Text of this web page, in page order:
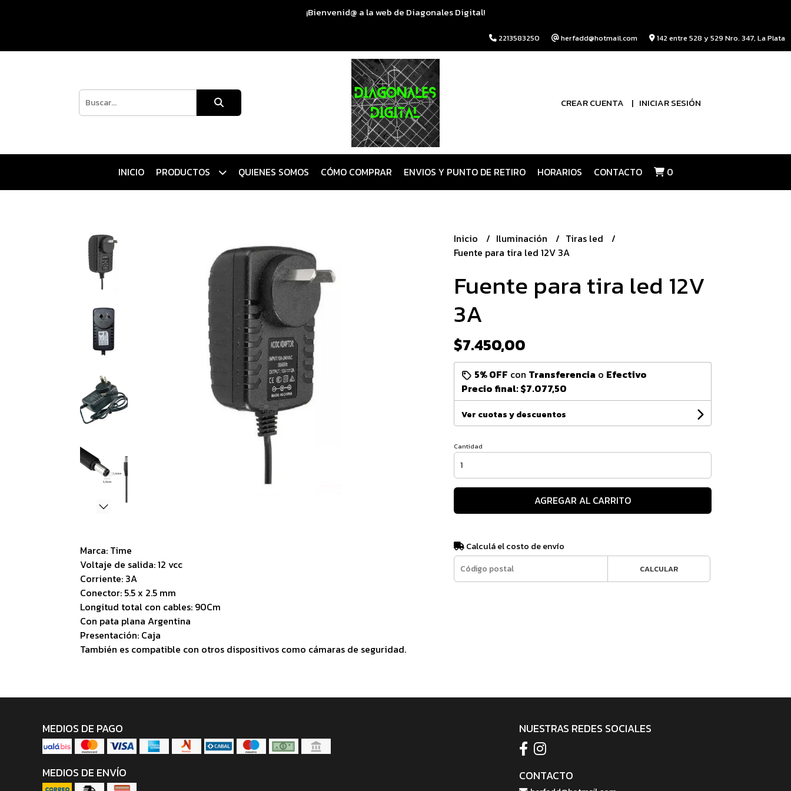
¡Bienvenid@ a la web de Diagonales Digital!
2213583250 herfadd@hotmail.com 142 entre 528 y 529 Nro. 347, La Plata
CREAR CUENTA INICIAR SESIÓN
INICIO PRODUCTOS QUIENES SOMOS CÓMO COMPRAR ENVIOS Y PUNTO DE RETIRO HORARIOS CONTACTO 0
Marca: Time
Voltaje de salida: 12 vcc
Corriente: 3A
Conector: 5.5 x 2.5 mm
Longitud total con cables: 90Cm
Con pata plana Argentina
Presentación: Caja
También es compatible con otros dispositivos como cámaras de seguridad.
Inicio Iluminación
Tiras led
Fuente para tira led 12V 3A
Fuente para tira led 12V
3A
$7.450,00
5% OFF con Transferencia o Efectivo
Precio final:$7.077,50
Ver cuotas y descuentos
Cantidad
AGREGAR AL CARRITO
Calculá el costo de envío
CALCULAR
MEDIOS DE PAGO
MEDIOS DE ENVÍO
NUESTRAS REDES SOCIALES
CONTACTO